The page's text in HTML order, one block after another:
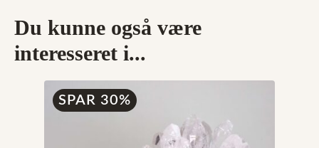
Du kunne også være
interesseret i...
SPAR 30%